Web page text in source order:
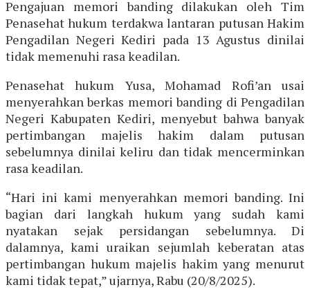
Pengajuan memori banding dilakukan oleh Tim
Penasehat hukum terdakwa lantaran putusan Hakim
Pengadilan Negeri Kediri pada 13 Agustus dinilai
tidak memenuhi rasa keadilan.
Penasehat hukum Yusa, Mohamad Rofi’an usai
menyerahkan berkas memori banding di Pengadilan
Negeri Kabupaten Kediri, menyebut bahwa banyak
pertimbangan majelis hakim dalam putusan
sebelumnya dinilai keliru dan tidak mencerminkan
rasa keadilan.
“Hari ini kami menyerahkan memori banding. Ini
bagian dari langkah hukum yang sudah kami
nyatakan sejak persidangan sebelumnya. Di
dalamnya, kami uraikan sejumlah keberatan atas
pertimbangan hukum majelis hakim yang menurut
kami tidak tepat,” ujarnya, Rabu (20/8/2025).